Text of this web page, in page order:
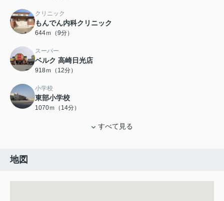
クリニック
もんでん内科クリニック
644ｍ（9分）
スーパー
ベルク 高崎日光店
918ｍ（12分）
小学校
東部小学校
1070ｍ（14分）
すべて見る
地図